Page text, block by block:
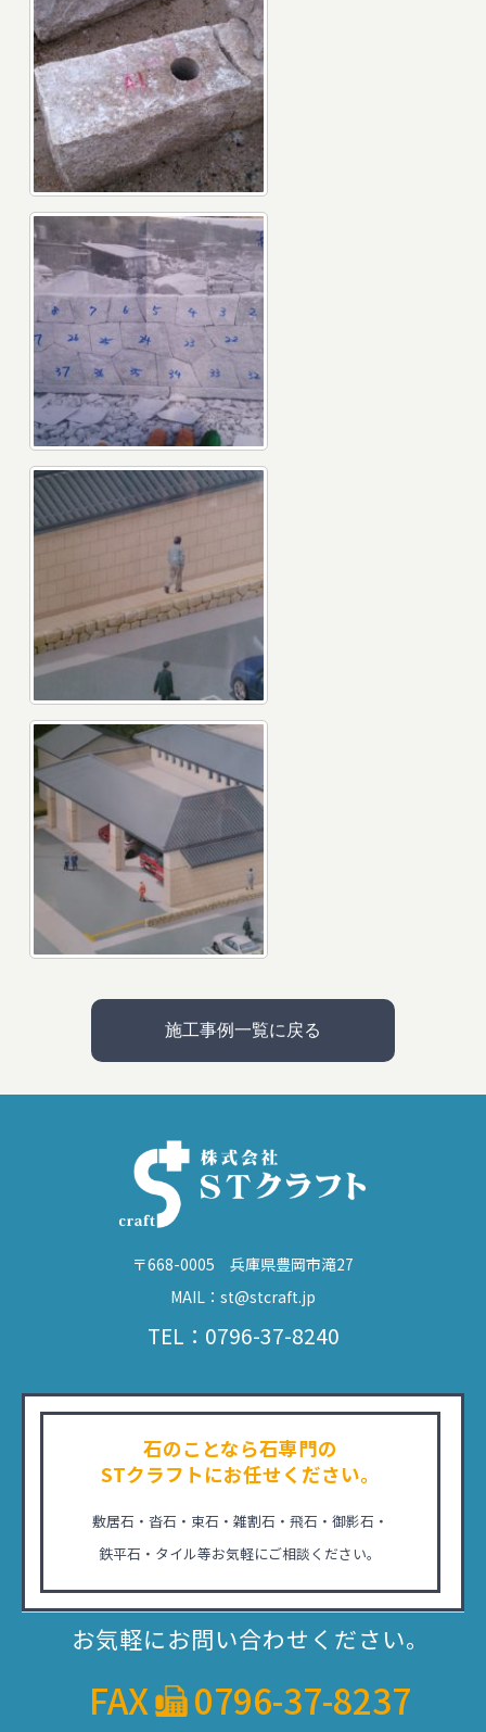
施工事例一覧に戻る
〒668-0005 兵庫県豊岡市滝27
MAIL：st@stcraft.jp
TEL：0796-37-8240
石のことなら石専門の
STクラフトにお任せください。
敷居石・沓石・束石・雑割石・飛石・御影石・
鉄平石・タイル等お気軽にご相談ください。
お気軽にお問い合わせください。
FAX 0796-37-8237